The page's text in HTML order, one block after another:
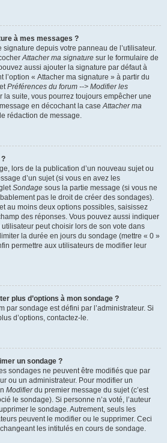
à mes messages ?
signature depuis votre panneau de l’utilisateur.
Attacher ma signature sur le formulaire de
aussi ajouter la signature par défaut à
l’option « Attacher ma signature » à partir du
Préférences du forum --> Modifier les
la suite, vous pourrez toujours empêcher une
en décochant la caseAttacher ma
rédaction de message.
lors de la publication d’un nouveau sujet ou
d’un sujet (si vous en avez les
Sondage sous la partie message (si vous ne
pas le droit de créer des sondages).
au moins deux options possibles, saisissez
des réponses. Vous pouvez aussi indiquer
utilisateur peut choisir lors de son vote dans
la durée en jours du sondage (mettre « 0 »
permettre aux utilisateurs de modifier leur
plus d’options à mon sondage ?
par sondage est défini par l’administrateur. Si
d’options, contactez-le.
un sondage ?
sondages ne peuvent être modifiés que par
ou un administrateur. Pour modifier un
Modifierdu premier message du sujet (c’est
le sondage). Si personne n’a voté, l’auteur
le sondage. Autrement, seuls les
peuvent le modifier ou le supprimer. Ceci
les intitulés en cours de sondage.